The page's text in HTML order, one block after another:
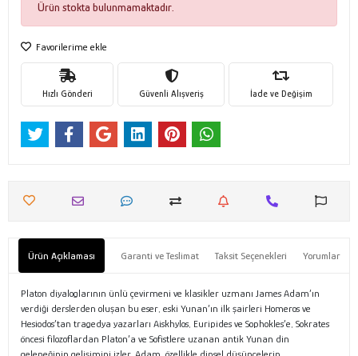
Ürün stokta bulunmamaktadır.
Favorilerime ekle
Hızlı Gönderi Güvenli Alışveriş İade ve Değişim
Ürün Açıklaması Garanti ve Teslimat Taksit Seçenekleri Yorumlar
Platon diyaloglarının ünlü çevirmeni ve klasikler uzmanı James Adam’ın
verdiği derslerden oluşan bu eser, eski Yunan’ın ilk şairleri Homeros ve
Hesiodos’tan tragedya yazarları Aiskhylos, Euripides ve Sophokles’e, Sokrates
öncesi filozoflardan Platon’a ve Sofistlere uzanan antik Yunan din